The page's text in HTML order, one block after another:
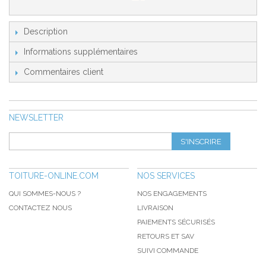
Description
Informations supplémentaires
Commentaires client
NEWSLETTER
S'INSCRIRE
TOITURE-ONLINE.COM
QUI SOMMES-NOUS ?
CONTACTEZ NOUS
NOS SERVICES
NOS ENGAGEMENTS
LIVRAISON
PAIEMENTS SÉCURISÉS
RETOURS ET SAV
SUIVI COMMANDE